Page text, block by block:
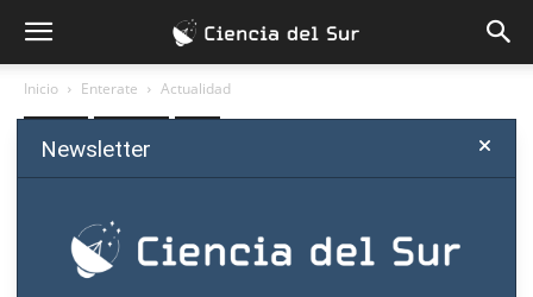
Inicio Enterate Actualidad
Científica dividirá dinero del
Premio Nacional de Ciencias
entre investigadores
Newsletter